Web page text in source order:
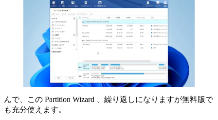
んで、この Partition Wizard 、繰り返しになりますが無料版で
も充分使えます。